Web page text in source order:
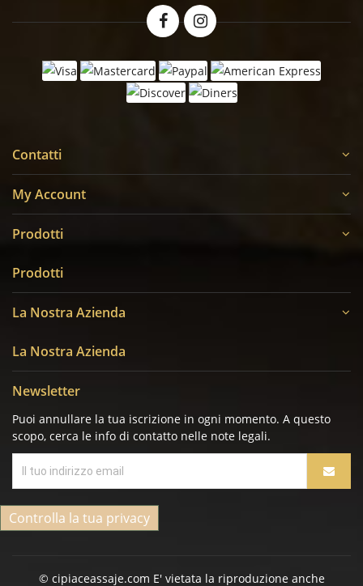
Contatti
My Account
Prodotti
Prodotti
La Nostra Azienda
La Nostra Azienda
Newsletter
Puoi annullare la tua iscrizione in ogni momento. A questo
scopo, cerca le info di contatto nelle note legali.
Controlla la tua privacy
© cipiaceassaje.com E' vietata la riproduzione anche